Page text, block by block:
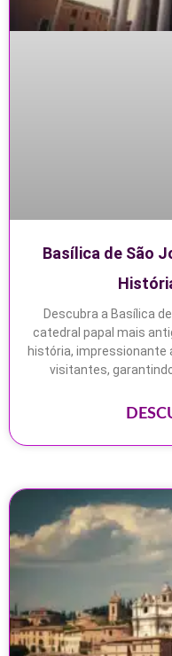
Basílica de São
Descubra a Basílica
catedral papal mais
história, impressionante
visitantes,